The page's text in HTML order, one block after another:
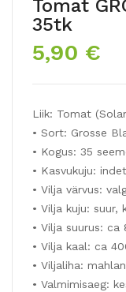
Tomat
35tk
5,90 €
Liik: Tomat
• Sort: Grosse
• Kogus: 35
• Kasvukuju:
• Vilja värvus:
• Vilja kuju: suur,
• Vilja suurus: ca
• Vilja kaal: ca
• Viljaliha:
• Valmimisaeg: